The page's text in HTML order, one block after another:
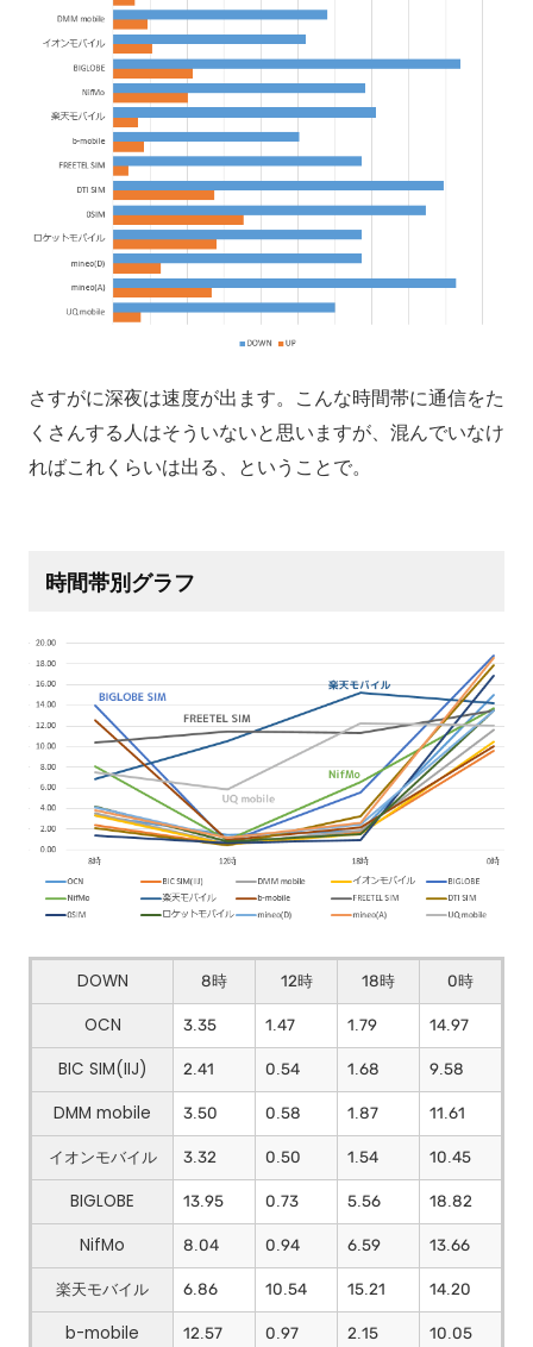
さすがに深夜は速度が出ます。こんな時間帯に通信をた
くさんする人はそういないと思いますが、混んでいなけ
ればこれくらいは出る、ということで。
時間帯別グラフ
DOWN 8時 12時 18時
0時
OCN
3.35 1.47 1.79
14.97
BIC SIM(IIJ)
2.41 0.54 1.68
9.58
DMM mobile
3.50 0.58 1.87
11.61
イオンモバイル
3.32 0.50 1.54
10.45
BIGLOBE
13.95 0.73 5.56
18.82
NifMo
8.04 0.94 6.59
13.66
楽天モバイル
6.86 10.54 15.21
14.20
b-mobile
12.57 0.97 2.15
10.05